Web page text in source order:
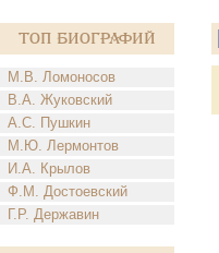
Топ Биографий
М.В. Ломоносов
В.А. Жуковский
А.С. Пушкин
М.Ю. Лермонтов
И.А. Крылов
Ф.М. Достоевский
Г.Р. Державин